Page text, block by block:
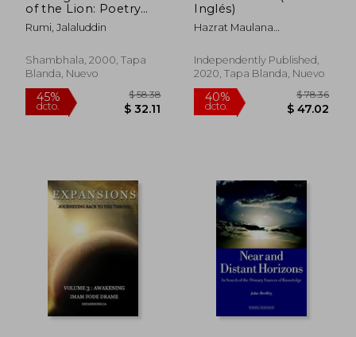
of the Lion: Poetry
and Teaching Stories
of Rumi (en Inglés)
Rumi, Jalaluddin
Shambhala, 2000, Tapa
Blanda, Nuevo
Inglés)
Hazrat Maulana
Independently Published,
2020, Tapa Blanda, Nuevo